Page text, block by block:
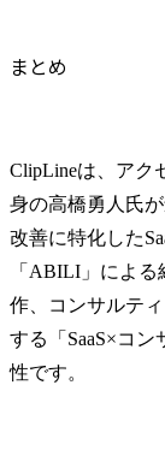
まとめ
ClipLineは、アク
身の高橋勇人氏
改善に特化した
「ABILI」によ
作、コンサルテ
する「SaaS×コ
性です。